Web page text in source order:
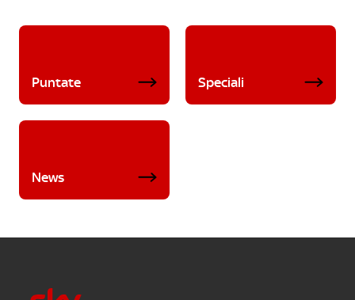
Puntate Speciali
News